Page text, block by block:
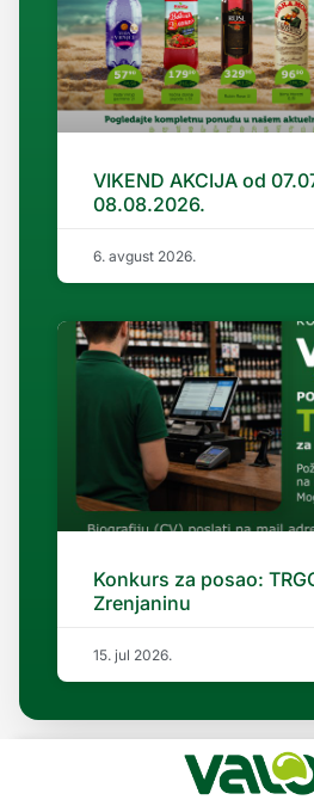
VIKEND AKCIJA od
08.08.2026.
6. avgust 2026.
Konkurs za posao:
Zrenjaninu
15. jul 2026.